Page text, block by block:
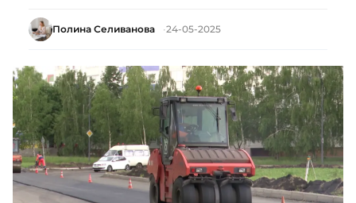
Полина Селиванова 24-05-2025